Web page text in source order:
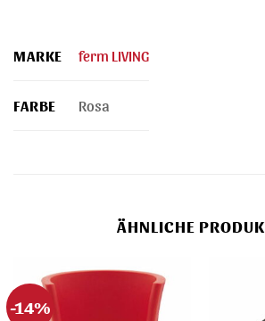
MARKE ferm LIVING
FARBE Rosa
ÄHNLICHE
-14%